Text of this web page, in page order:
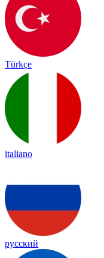
Türkçe
italiano
русский